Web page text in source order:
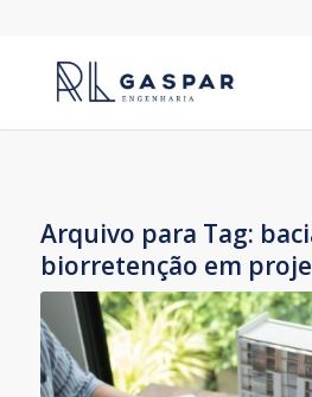
Arquivo para Tag:
biorretenção em